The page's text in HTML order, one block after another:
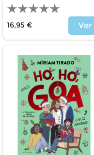
16,95 €
Ver